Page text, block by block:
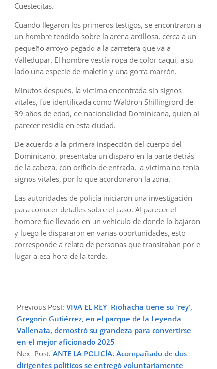
Cuestecitas.
Cuando llegaron los primeros testigos, se encontraron a
un hombre tendido sobre la arena arcillosa, cerca a un
pequeño arroyo pegado a la carretera que va a
Valledupar. El hombre vestía ropa de color caqui, a su
lado una especie de maletín y una gorra marrón.
Minutos después, la víctima encontrada sin signos
vitales, fue identificada como Waldron Shillingrord de
39 años de edad, de nacionalidad Dominicana, quien al
parecer residia en esta ciudad.
De acuerdo a la primera inspección del cuerpo del
Dominicano, presentaba un disparo en la parte detrás
de la cabeza, con orificio de entrada, la víctima no tenía
signos vitales, por lo que acordonaron la zona.
Las autoridades de policía iniciaron una investigación
para conocer detalles sobre el caso. Al parecer el
hombre fue llevado en un vehículo de donde lo bajaron
y luego le dispararon en varias oportunidades, esto
corresponde a relato de personas que transitaban por el
lugar a esa hora de la tarde.-
05-
02
Previous Post: VIVA EL REY: Riohacha tiene su ‘rey’,
Gregorio Gutiérrez, en el parque de la Leyenda
Vallenata, demostró su grandeza para convertirse
en el mejor aficionado 2025
Next Post: ANTE LA POLICÍA: Acompañado de dos
dirigentes políticos se entregó voluntariamente